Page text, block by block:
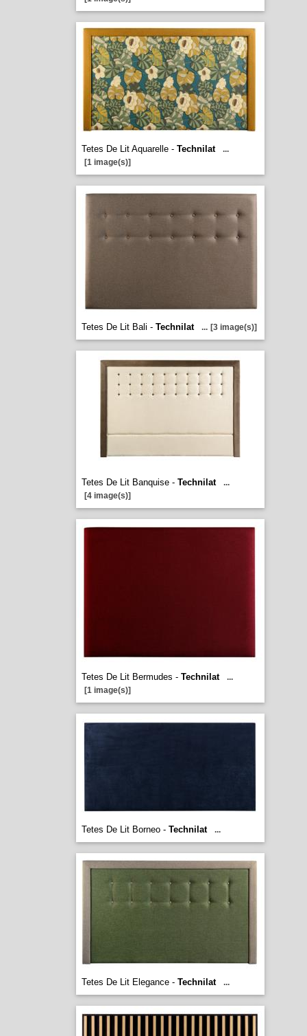
Tetes De Lit Aquarelle - Technilat
...
[1 image(s)]
Tetes De Lit Bali - Technilat ... [3 image(s)]
Tetes De Lit Banquise - Technilat
...
[4 image(s)]
Tetes De Lit Bermudes - Technilat
...
[1 image(s)]
Tetes De Lit Borneo - Technilat ...
Tetes De Lit Elegance - Technilat ...